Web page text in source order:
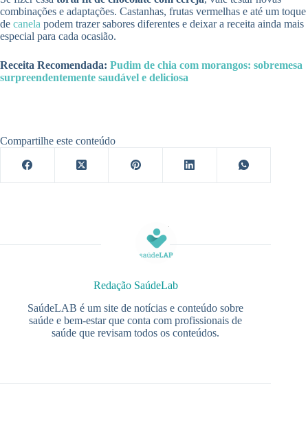
combinações e adaptações. Castanhas, frutas vermelhas e até um toque
de canela podem trazer sabores diferentes e deixar a receita ainda mais
especial para cada ocasião.
Receita Recomendada: Pudim de chia com morangos: sobremesa
surpreendentemente saudável e deliciosa
Compartilhe este conteúdo
Redação SaúdeLab
SaúdeLAB é um site de notícias e conteúdo sobre
saúde e bem-estar que conta com profissionais de
saúde que revisam todos os conteúdos.